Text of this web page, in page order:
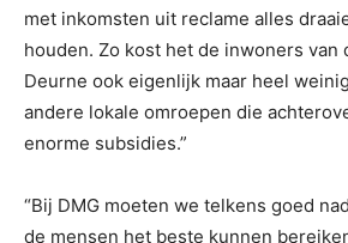
met inkomsten uit reclame alles
houden. Zo kost het de inwoners van
Deurne ook eigenlijk maar heel
andere lokale omroepen die
enorme subsidies.”
“Bij DMG moeten we telkens goed
de mensen het beste kunnen